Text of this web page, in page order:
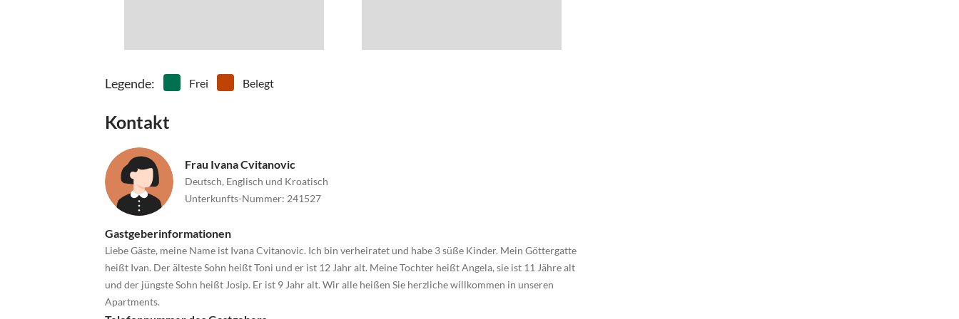
Legende: Frei Belegt
Kontakt
Frau Ivana Cvitanovic
Deutsch, Englisch und Kroatisch
Unterkunfts-Nummer: 241527
Gastgeberinformationen
Liebe Gäste, meine Name ist Ivana Cvitanovic. Ich bin verheiratet und habe 3 süße Kinder. Mein Göttergatte
heißt Ivan. Der älteste Sohn heißt Toni und er ist 12 Jahr alt. Meine Tochter heißt Angela, sie ist 11 Jähre alt
und der jüngste Sohn heißt Josip. Er ist 9 Jahr alt. Wir alle heißen Sie herzliche willkommen in unseren
Apartments.